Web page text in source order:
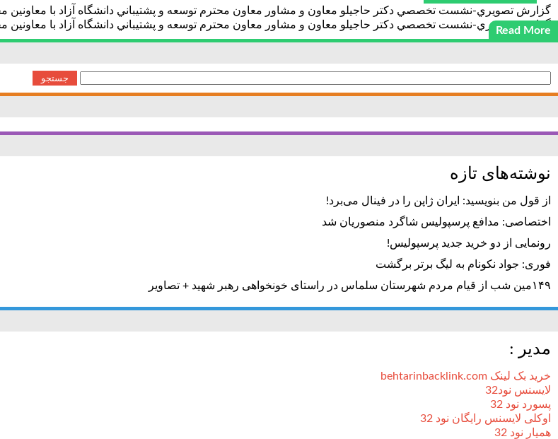
گزارش تصويري-نشست تخصصي دكتر حاجيلو معاون و مشاور معاون محترم توسعه و پشتيباني دانشگاه آزاد با معاونين
گزارش تصويري-نشست تخصصي دكتر حاجيلو معاون و مشاور معاون محترم توسعه و پشتيباني دانشگاه آزاد با معاونين
Read More
برای:
نوشته‌های تازه
از قول من بنویسید: ایران ژاپن را در فینال می‌برد!
اختصاصی: مدافع پرسپولیس شاگرد منصوریان شد
رونمایی از دو خرید جدید پرسپولیس!
فوری: جواد نکونام به لیگ برتر برگشت
۱۴۹مین شب از قیام مردم شهرستان سلماس در راستای خونخواهی رهبر شهید + تصاویر
مدیر :
خرید بک لینک behtarinbacklink.com
لایسنس نود32
پسورد نود 32
اوکلی لایسنس رایگان نود 32
همیار نود 32